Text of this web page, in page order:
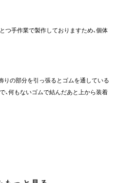
つ手作業で製作しておりますため、個体
りの部分を引っ張るとゴムを通している
、何もないゴムで結んだあと上から装着